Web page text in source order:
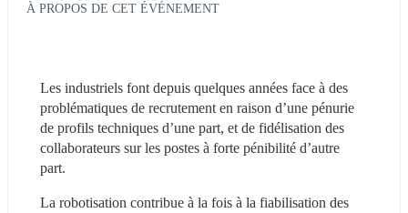
À PROPOS DE CET ÉVÉNEMENT
Les industriels font depuis quelques années face à des
problématiques de recrutement en raison d’une pénurie
de profils techniques d’une part, et de fidélisation des
collaborateurs sur les postes à forte pénibilité d’autre
part.
La robotisation contribue à la fois à la fiabilisation des